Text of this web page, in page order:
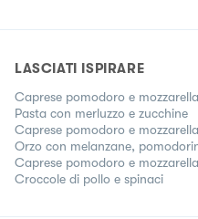
LASCIATI ISPIRARE
Caprese pomodoro e mozzarella
Pasta con merluzzo e zucchine
Caprese pomodoro e mozzarella
Orzo con melanzane,
Caprese pomodoro e mozzarella
Croccole di pollo e spinaci